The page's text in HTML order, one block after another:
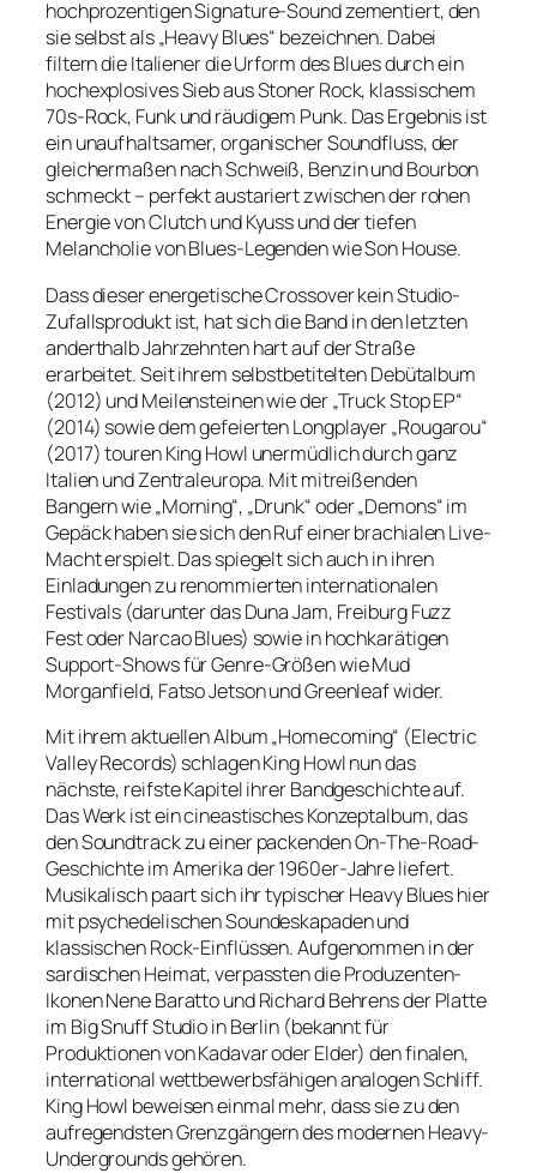
hochprozentigen Signature-Sound zementiert, den
sie selbst als „Heavy Blues“ bezeichnen. Dabei
filtern die Italiener die Urform des Blues durch ein
hochexplosives Sieb aus Stoner Rock, klassischem
70s-Rock, Funk und räudigem Punk. Das Ergebnis ist
ein unaufhaltsamer, organischer Soundfluss, der
gleichermaßen nach Schweiß, Benzin und Bourbon
schmeckt – perfekt austariert zwischen der rohen
Energie von Clutch und Kyuss und der tiefen
Melancholie von Blues-Legenden wie Son House.
Dass dieser energetische Crossover kein Studio-
Zufallsprodukt ist, hat sich die Band in den letzten
anderthalb Jahrzehnten hart auf der Straße
erarbeitet. Seit ihrem selbstbetitelten Debütalbum
(2012) und Meilensteinen wie der „Truck Stop EP“
(2014) sowie dem gefeierten Longplayer „Rougarou“
(2017) touren King Howl unermüdlich durch ganz
Italien und Zentraleuropa. Mit mitreißenden
Bangern wie „Morning“, „Drunk“ oder „Demons“ im
Gepäck haben sie sich den Ruf einer brachialen Live-
Macht erspielt. Das spiegelt sich auch in ihren
Einladungen zu renommierten internationalen
Festivals (darunter das Duna Jam, Freiburg Fuzz
Fest oder Narcao Blues) sowie in hochkarätigen
Support-Shows für Genre-Größen wie Mud
Morganfield, Fatso Jetson und Greenleaf wider.
Mit ihrem aktuellen Album „Homecoming“ (Electric
Valley Records) schlagen King Howl nun das
nächste, reifste Kapitel ihrer Bandgeschichte auf.
Das Werk ist ein cineastisches Konzeptalbum, das
den Soundtrack zu einer packenden On-The-Road-
Geschichte im Amerika der 1960er-Jahre liefert.
Musikalisch paart sich ihr typischer Heavy Blues hier
mit psychedelischen Soundeskapaden und
klassischen Rock-Einflüssen. Aufgenommen in der
sardischen Heimat, verpassten die Produzenten-
Ikonen Nene Baratto und Richard Behrens der Platte
im Big Snuff Studio in Berlin (bekannt für
Produktionen von Kadavar oder Elder) den finalen,
international wettbewerbsfähigen analogen Schliff.
King Howl beweisen einmal mehr, dass sie zu den
aufregendsten Grenzgängern des modernen Heavy-
Undergrounds gehören.